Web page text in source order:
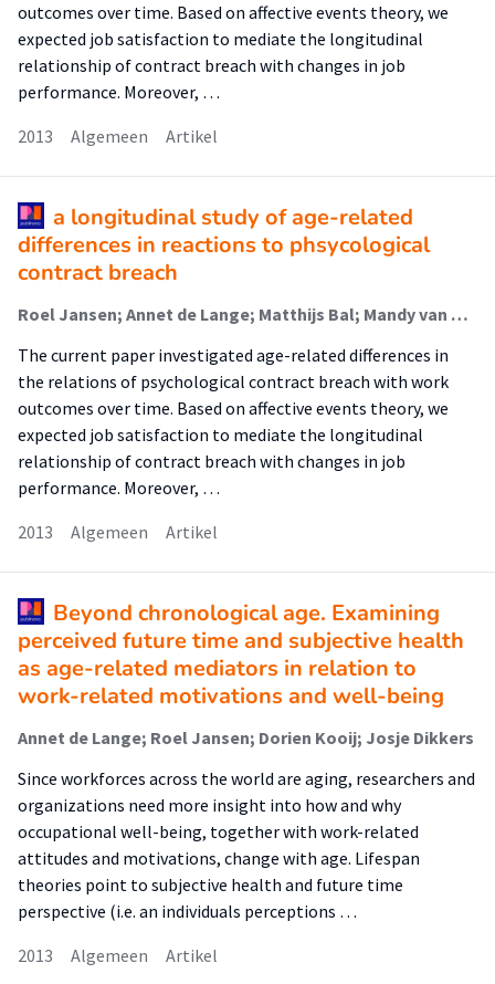
outcomes over time. Based on affective events theory, we
expected job satisfaction to mediate the longitudinal
relationship of contract breach with changes in job
performance. Moreover, …
2013
Algemeen Artikel
a longitudinal study of age-related
differences in reactions to phsycological
contract breach
Roel Jansen; Annet de Lange; Matthijs Bal; Mandy van der Velde
The current paper investigated age-related differences in
the relations of psychological contract breach with work
outcomes over time. Based on affective events theory, we
expected job satisfaction to mediate the longitudinal
relationship of contract breach with changes in job
performance. Moreover, …
2013
Algemeen Artikel
Beyond chronological age. Examining
perceived future time and subjective health
as age-related mediators in relation to
work-related motivations and well-being
Annet de Lange; Roel Jansen; Dorien Kooij; Josje Dikkers
Since workforces across the world are aging, researchers and
organizations need more insight into how and why
occupational well-being, together with work-related
attitudes and motivations, change with age. Lifespan
theories point to subjective health and future time
perspective (i.e. an individuals perceptions …
2013
Algemeen Artikel